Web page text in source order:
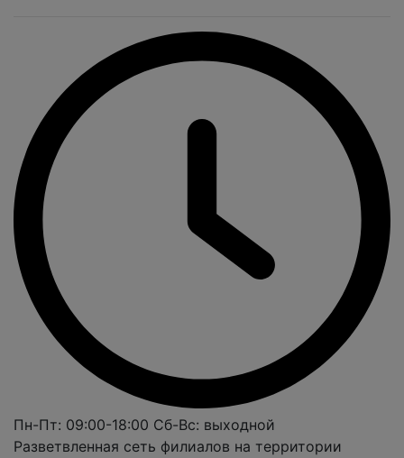
Пн-Пт: 09:00-18:00 Сб-Вс: выходной
Разветвленная сеть филиалов на территории